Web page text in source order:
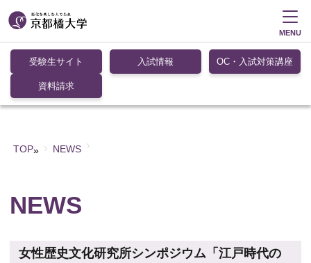
MENU
受験生サイト 入試情報 OC・入試対策講座
資料請求
TOP» NEWS
NEWS
女性歴史文化研究所シンポジウム「江戸時代の